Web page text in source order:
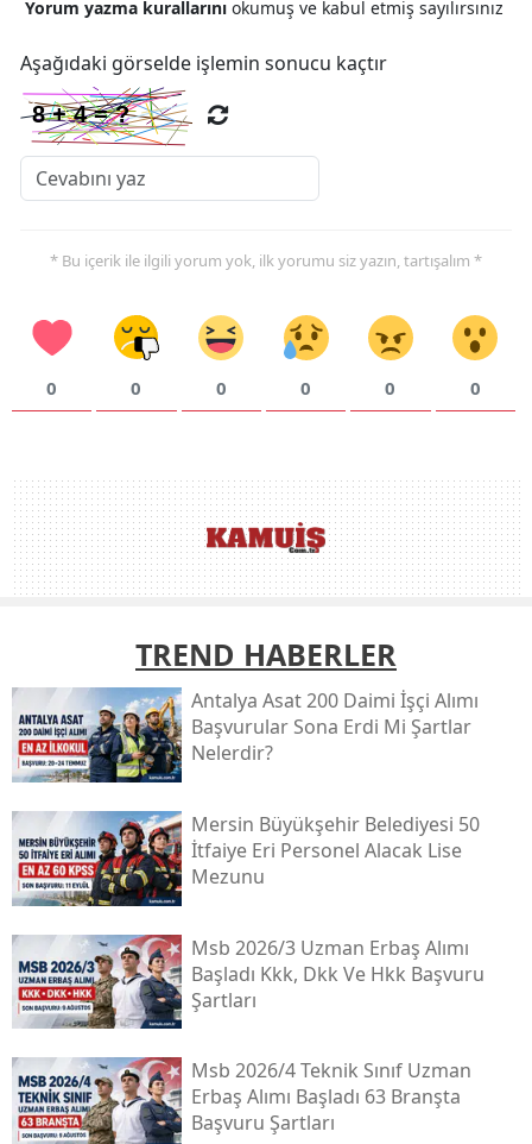
Yorum yazma kurallarını okumuş ve kabul etmiş sayılırsınız
Aşağıdaki görselde işlemin sonucu kaçtır
* Bu içerik ile ilgili yorum yok, ilk yorumu siz yazın, tartışalım *
0 0 0 0 0 0
TREND HABERLER
Antalya Asat 200 Daimi İşçi Alımı
Başvurular Sona Erdi Mi Şartlar
Nelerdir?
Mersin Büyükşehir Belediyesi 50
İtfaiye Eri Personel Alacak Lise
Mezunu
Msb 2026/3 Uzman Erbaş Alımı
Başladı Kkk, Dkk Ve Hkk Başvuru
Şartları
Msb 2026/4 Teknik Sınıf Uzman
Erbaş Alımı Başladı 63 Branşta
Başvuru Şartları